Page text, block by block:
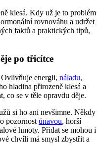
klesá. Kdy už je to problém
rovnováhu a udržet
faktů a praktických tipů,
po třicítce
Ovlivňuje energii, náladu,
hladina přirozeně klesá a
co se v těle opravdu děje.
si ho ani nevšimne. Někdy
pozornost únavou, horší
hmoty. Přidat se mohou i
chvíli má smysl zbystřit a